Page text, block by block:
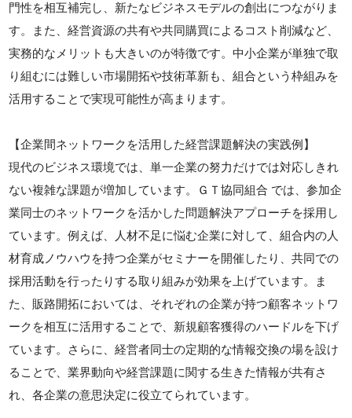
門性を相互補完し、新たなビジネスモデルの創出につながりま
す。また、経営資源の共有や共同購買によるコスト削減など、
実務的なメリットも大きいのが特徴です。中小企業が単独で取
り組むには難しい市場開拓や技術革新も、組合という枠組みを
活用することで実現可能性が高まります。
【企業間ネットワークを活用した経営課題解決の実践例】
現代のビジネス環境では、単一企業の努力だけでは対応しきれ
ない複雑な課題が増加しています。ＧＴ協同組合 では、参加企
業同士のネットワークを活かした問題解決アプローチを採用し
ています。例えば、人材不足に悩む企業に対して、組合内の人
材育成ノウハウを持つ企業がセミナーを開催したり、共同での
採用活動を行ったりする取り組みが効果を上げています。ま
た、販路開拓においては、それぞれの企業が持つ顧客ネットワ
ークを相互に活用することで、新規顧客獲得のハードルを下げ
ています。さらに、経営者同士の定期的な情報交換の場を設け
ることで、業界動向や経営課題に関する生きた情報が共有さ
れ、各企業の意思決定に役立てられています。